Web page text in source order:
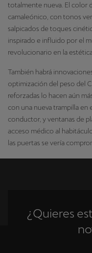
totalmente nueva. El color
camaleónico, con tonos
salpicados de toques
inspirado e influido por el
revolucionario en la
También habrá
optimización del peso del
reforzadas lo hacen aún
con una nueva trampilla en
conductor, y ventanas de
acceso médico al
las puertas se vería
¿Quieres